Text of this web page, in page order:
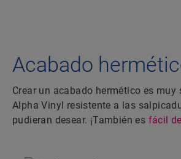
Acabado
Crear un acabado hermético es
Alpha Vinyl resistente a las
pudieran desear. ¡También es fácil